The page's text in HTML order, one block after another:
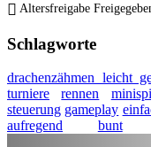
Altersfreigabe
Schlagworte
drachenzähmen leicht
turniere
rennen
steuerung gameplay
aufregend
bunt